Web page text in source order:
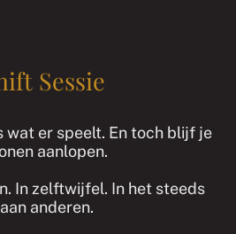
Sessie
wat er speelt. En toch blijf je
aanlopen.
In zelftwijfel. In het steeds
anderen.